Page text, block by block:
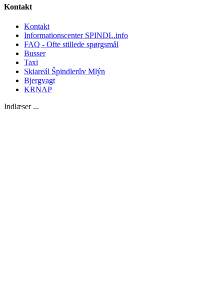
Kontakt
Kontakt
Informationscenter SPINDL.info
FAQ - Ofte stillede spørgsmål
Busser
Taxi
Skiareál Špindlerův Mlýn
Bjergvagt
KRNAP
Indlæser ...